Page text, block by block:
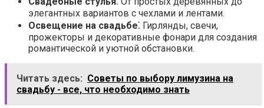
элегантных вариантов с чехлами и лентами.
Освещение на свадьбе⁚ Гирлянды, свечи,
прожекторы и декоративные фонари для создания
романтической и уютной обстановки.
Читать здесь: Советы по выбору лимузина на
свадьбу - все, что необходимо знать